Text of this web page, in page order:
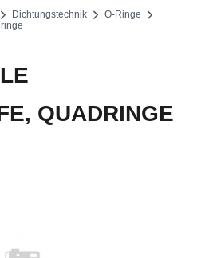
Dichtungstechnik
O-Ringe
QUADRINGE